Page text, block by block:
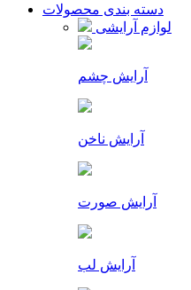
دسته بندی محصولات
لوازم آرایشی
آرایش چشم
آرایش ناخن
آرایش صورت
آرایش لب